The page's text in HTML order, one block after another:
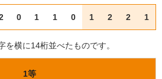
0 1 1 0 1 2 2 1
を横に14桁並べたものです。
1等